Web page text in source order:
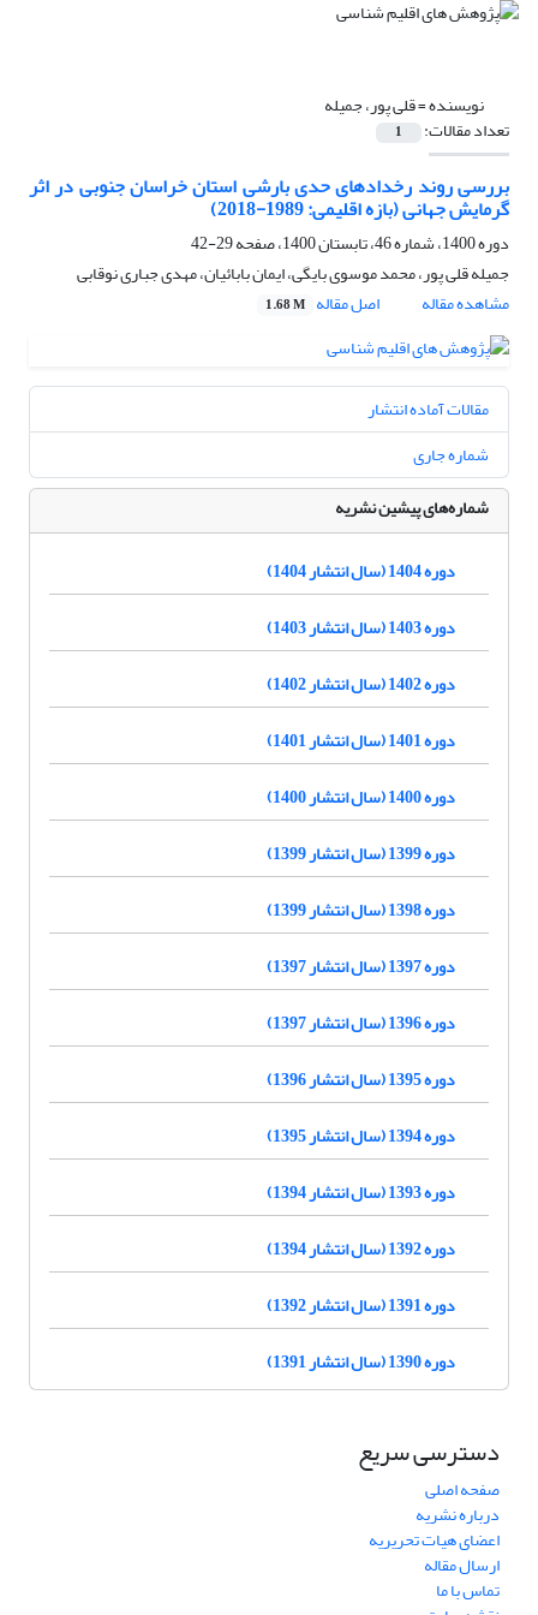
نویسنده =قلی پور، جمیله
تعداد مقالات: 1
بررسی روند رخدادهای حدی بارشی استان خراسان جنوبی در اثر
گرمایش جهانی (بازه اقلیمی: 1989-2018)
دوره 1400، شماره 46، تابستان 1400، صفحه
29-42
جمیله قلی پور، محمد موسوی بایگی، ایمان بابائیان، مهدی جباری نوقابی
مشاهده مقاله
اصل مقاله 1.68 M
مقالات آماده انتشار
شماره جاری
شماره‌های پیشین نشریه
دوره 1404 (سال انتشار 1404)
دوره 1403 (سال انتشار 1403)
دوره 1402 (سال انتشار 1402)
دوره 1401 (سال انتشار 1401)
دوره 1400 (سال انتشار 1400)
دوره 1399 (سال انتشار 1399)
دوره 1398 (سال انتشار 1399)
دوره 1397 (سال انتشار 1397)
دوره 1396 (سال انتشار 1397)
دوره 1395 (سال انتشار 1396)
دوره 1394 (سال انتشار 1395)
دوره 1393 (سال انتشار 1394)
دوره 1392 (سال انتشار 1394)
دوره 1391 (سال انتشار 1392)
دوره 1390 (سال انتشار 1391)
دسترسی سریع
صفحه اصلی
درباره نشریه
اعضای هیات تحریریه
ارسال مقاله
تماس با ما